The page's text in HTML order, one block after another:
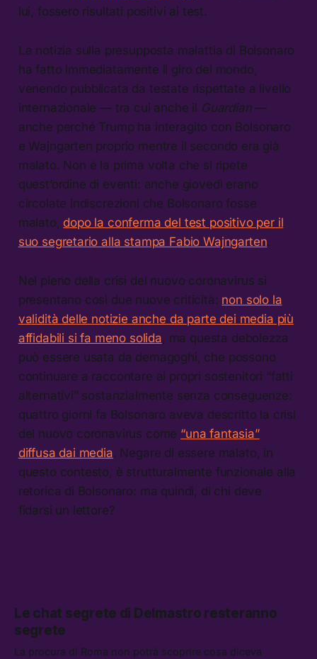
lui, fossero risultati positivi ai test.
La notizia sulla presupposta malattia di Bolsonaro
ha fatto immediatamente il giro del mondo,
venendo pubblicata da testate rispettate a livello
internazionale — tra cui anche il Guardian—
anche perché Trump ha interagito con Bolsonaro
e Wajngarten proprio mentre il secondo era già
malato. Non è la prima volta che si ripete
quest’ordine di eventi: anche giovedì erano
circolate indiscrezioni che Bolsonaro fosse
malato, dopo la conferma del test positivo per il
suo segretario alla stampa Fabio Wajngarten.
Nel pieno della crisi del nuovo coronavirus si
presentano così due nuove criticità: non solo la
validità delle notizie anche da parte dei media più
affidabili si fa meno solida , ma questa debolezza
può essere usata da demagoghi, che possono
continuare a raccontare ai propri sostenitori “fatti
alternativi” sostanzialmente senza conseguenze:
quattro giorni fa Bolsonaro aveva descritto la crisi
del nuovo coronavirus come “una fantasia”
diffusa dai media. Negare di essere malato, in
questo contesto, è strutturalmente funzionale alla
retorica di Bolsonaro: ma quindi, di chi deve
fidarsi un lettore?
Le chat segrete di Delmastro resteranno
segrete
La procura di Roma non potrà scoprire cosa diceva